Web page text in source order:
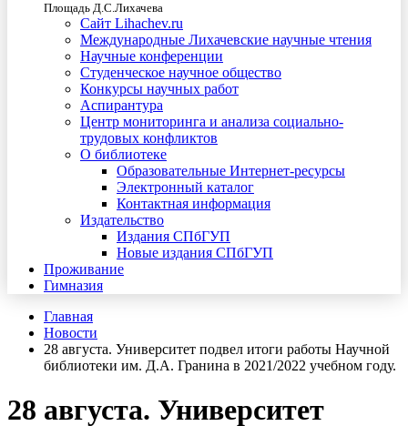
Площадь Д.С.Лихачева
Сайт Lihachev.ru
Международные Лихачевские научные чтения
Научные конференции
Студенческое научное общество
Конкурсы научных работ
Аспирантура
Центр мониторинга и анализа социально-
трудовых конфликтов
О библиотеке
Образовательные Интернет-ресурсы
Электронный каталог
Контактная информация
Издательство
Издания СПбГУП
Новые издания СПбГУП
Проживание
Гимназия
Главная
Новости
28 августа. Университет подвел итоги работы Научной
библиотеки им. Д.А. Гранина в 2021/2022 учебном году.
28 августа. Университет